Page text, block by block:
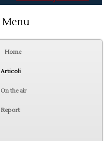
Menu
Home
Articoli
On the air
Report